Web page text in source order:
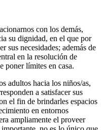
con los demás,
su dignidad, en el que por
sus necesidades; además de
en la resolución de
poner límites en casa.
adultos hacia los niños/as,
a satisfacer sus
el fin de brindarles espacios
en entornos
ampliamente el proveer